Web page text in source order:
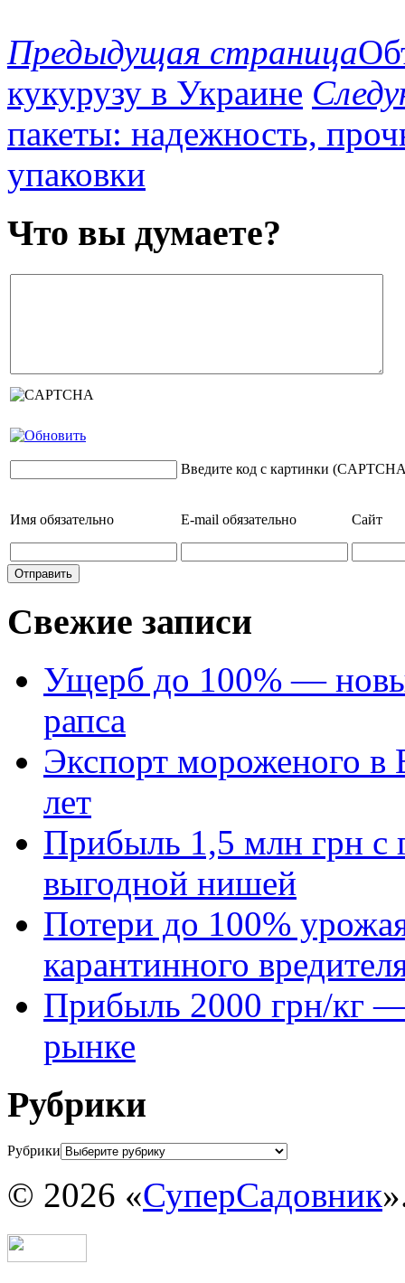
Предыдущая страница
кукурузу в Украине
пакеты: надежность,
упаковки
Что вы думаете?
Введите код с картинки
Имя обязательно E-mail обязательно Сайт
Свежие записи
Ущерб до 100% —
рапса
Экспорт мороженого в
лет
Прибыль 1,5 млн грн с
выгодной нишей
Потери до 100%
карантинного
Прибыль 2000 грн/кг —
рынке
Рубрики
Рубрики
© 2026 «СуперСадовник